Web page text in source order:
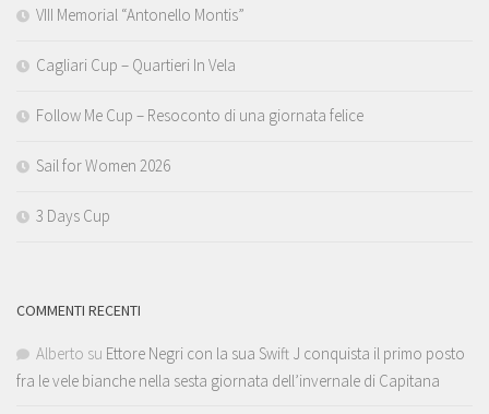
VIII Memorial “Antonello Montis”
Cagliari Cup – Quartieri In Vela
Follow Me Cup – Resoconto di una giornata felice
Sail for Women 2026
3 Days Cup
COMMENTI RECENTI
Alberto su Ettore Negri con la sua Swift J conquista il primo posto
fra le vele bianche nella sesta giornata dell’invernale di Capitana